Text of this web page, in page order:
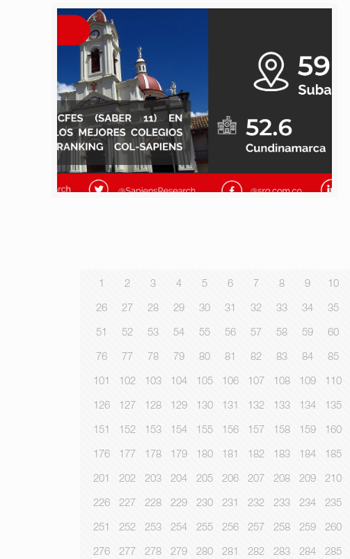
1 2 3 4 5 6 7 8 9 10
26 27 28 29 30 31 32 33 34 35
51 52 53 54 55 56 57 58 59 60
76 77 78 79 80 81 82 83 84 85
101 102 103 104 105 106 107 108 109 110
126 127 128 129 130 131 132 133 134 135
151 152 153 154 155 156 157 158 159 160
176 177 178 179 180 181 182 183 184 185
201 202 203 204 205 206 207 208 209 210
226 227 228 229 230 231 232 233 234 235
251 252 253 254 255 256 257 258 259 260
276 277 278 279 280 281 282 283 284 285